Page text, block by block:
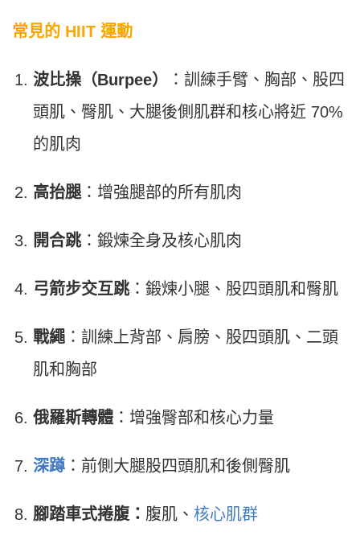
常見的 HIIT 運動
波比操（Burpee）
：訓練手臂、胸部、股四
頭肌、臀肌、大腿後側肌群和核心將近 70%
的肌肉
高抬腿 ：增強腿部的所有肌肉
開合跳 ：鍛煉全身及核心肌肉
弓箭步交互跳 ：鍛煉小腿、股四頭肌和臀肌
戰繩 ：訓練上背部、肩膀、股四頭肌、二頭
肌和胸部
俄羅斯轉體 ：增強臀部和核心力量
深蹲 ：前側大腿股四頭肌和後側臀肌
腳踏車式捲腹： 腹肌、 核心肌群